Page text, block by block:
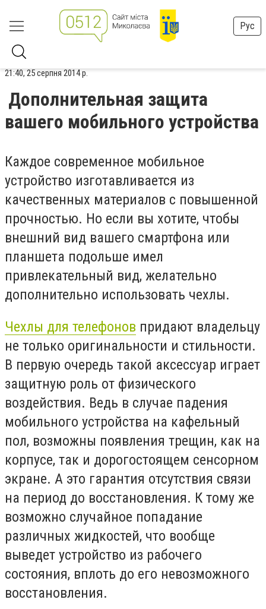
Рус
21:40, 25 серпня 2014 р.
Дополнительная защита
вашего мобильного устройства
Каждое современное мобильное
устройство изготавливается из
качественных материалов с повышенной
прочностью. Но если вы хотите, чтобы
внешний вид вашего смартфона или
планшета подольше имел
привлекательный вид, желательно
дополнительно использовать чехлы.
Чехлы для телефонов придают владельцу
не только оригинальности и стильности.
В первую очередь такой аксессуар играет
защитную роль от физического
воздействия. Ведь в случае падения
мобильного устройства на кафельный
пол, возможны появления трещин, как на
корпусе, так и дорогостоящем сенсорном
экране. А это гарантия отсутствия связи
на период до восстановления. К тому же
возможно случайное попадание
различных жидкостей, что вообще
выведет устройство из рабочего
состояния, вплоть до его невозможного
восстановления.